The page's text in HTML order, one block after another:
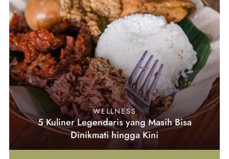
WELLNESS
5 Kuliner Legendaris yang Masih Bisa
Dinikmati hingga Kini